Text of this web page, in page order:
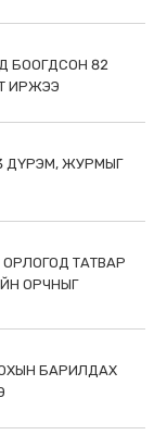
БООГДСОН 82
ИРЖЭЭ
ДҮРЭМ, ЖУРМЫГ
ТАТВАР
ОРЧНЫГ
БАРИЛДАХ